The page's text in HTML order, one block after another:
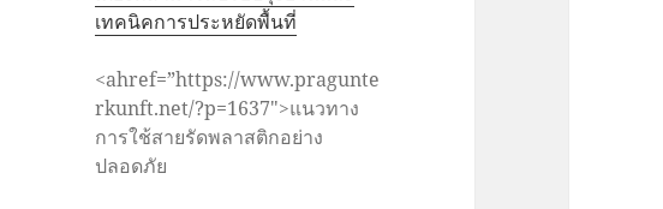
เทคนิคการประหยัดพื้นที่
<ahref=”https://www.pragunte
rkunft.net/?p=1637″>แนวทาง
การใช้สายรัดพลาสติกอย่าง
ปลอดภัย